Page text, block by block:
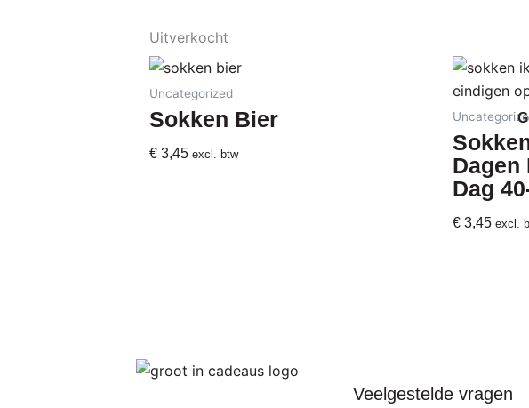
Uitverkocht
Uncategorized
Sokken Bier
€ 3,45 excl. btw
Dagen
Dag
€ 3,45 excl.
Veelgestelde vragen